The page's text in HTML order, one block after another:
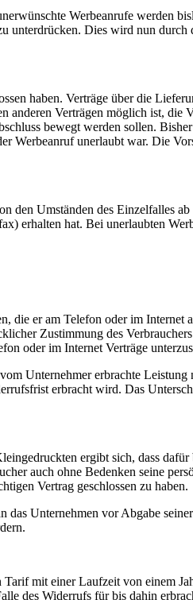
Werbeanrufe werden
unterdrücken. Dies wird nun
haben. Verträge über die
Verträgen möglich ist, die
bewegt werden sollen.
Werbeanruf unerlaubt war. Die
Umständen des Einzelfalles
erhalten hat. Bei unerlaubten
er am Telefon oder im Internet
Zustimmung des
oder im Internet Verträge
Unternehmer erbrachte
erbracht wird. Das
ergibt sich, dass
auch ohne Bedenken seine
Vertrag geschlossen zu haben.
Unternehmen vor Abgabe
mit einer Laufzeit von einem
des Widerrufs für bis dahin